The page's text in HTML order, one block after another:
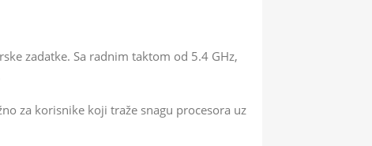
zadatke. Sa radnim taktom od 5.4 GHz,
za korisnike koji traže snagu procesora uz